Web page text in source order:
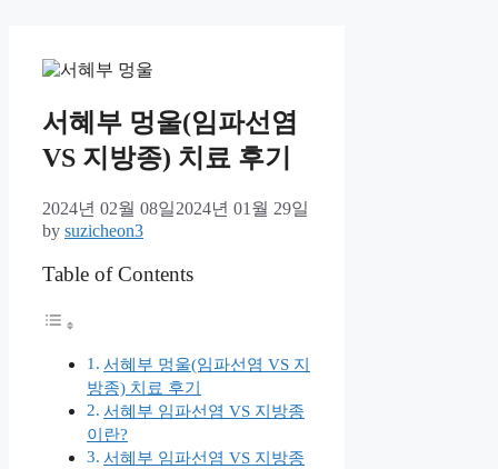
서혜부 멍울(임파선염
VS 지방종) 치료 후기
2024년 02월 08일2024년 01월 29일
by suzicheon3
Table of Contents
서혜부 멍울(임파선염 VS 지
방종) 치료 후기
서혜부 임파선염 VS 지방종
이란?
서혜부 임파선염 VS 지방종